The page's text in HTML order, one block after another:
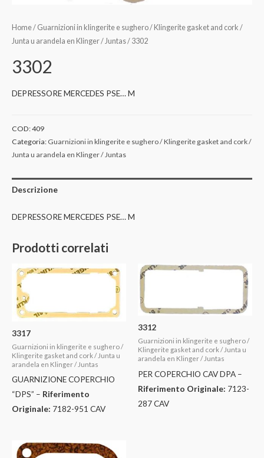
Home/ Guarnizioni in klingerite e sughero / Klingerite gasket and cork /
Junta u arandela en Klinger / Juntas/ 3302
3302
DEPRESSORE MERCEDES PSE… M
COD:409
Categoria: Guarnizioni in klingerite e sughero / Klingerite gasket and cork /
Junta u arandela en Klinger / Juntas
Descrizione
DEPRESSORE MERCEDES PSE… M
Prodotti correlati
3317
Guarnizioni in klingerite e sughero /
Klingerite gasket and cork / Junta u
arandela en Klinger / Juntas
GUARNIZIONE COPERCHIO
“DPS” – Riferimento
Originale: 7182-951 CAV
3312
Guarnizioni in klingerite e sughero /
Klingerite gasket and cork / Junta u
arandela en Klinger / Juntas
PER COPERCHIO CAV DPA –
Riferimento Originale: 7123-
287 CAV